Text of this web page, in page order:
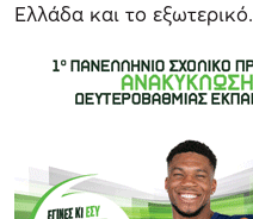
Ελλάδα και το εξωτερικό.